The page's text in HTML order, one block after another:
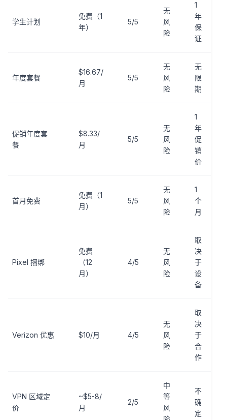
学生计划
免费（1
年）
5/5
无
风
险
1
年
保
证
年度套餐
$16.67/
月
5/5
无
风
险
无
限
期
促销年度套
餐
$8.33/
月
5/5
无
风
险
1
年
促
销
价
首月免费
免费（1
月）
5/5
无
风
险
1
个
月
Pixel 捆绑
免费
（12
月）
4/5
无
风
险
取
决
于
设
备
Verizon 优惠 $10/月 4/5
无
风
险
取
决
于
合
作
VPN 区域定
价
~$5-8/
月
2/5
中
等
风
不
确
定